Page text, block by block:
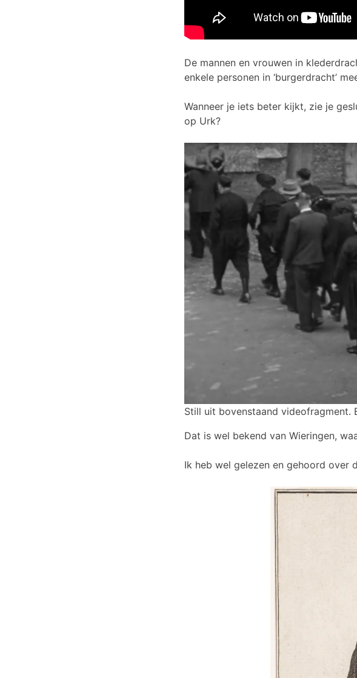
De mannen en vrouwen in
enkele personen in ‘burgerdracht’
Wanneer je iets beter kijkt, zie je
op Urk?
Still uit bovenstaand videofragment.
Dat is wel bekend van Wieringen,
Ik heb wel gelezen en gehoord over